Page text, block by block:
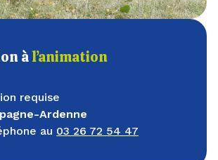
àl’animation
requise
Ardenne
au 03 26 72 54 47